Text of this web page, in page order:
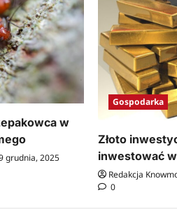
w
grudnia, 2025
Gospodarka
Złoto
inwestować w
Redakcja
0